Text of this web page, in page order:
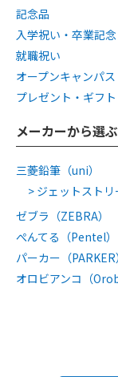
記念品
入学祝い・卒業記念
就職祝い
オープンキャンパ
プレゼント・ギフト
メーカーから選ぶ
三菱鉛筆（uni）
ジェットストリ
ゼブラ（ZEBRA）
ぺんてる（Pentel）
パーカー（PARKER）
オロビアンコ（